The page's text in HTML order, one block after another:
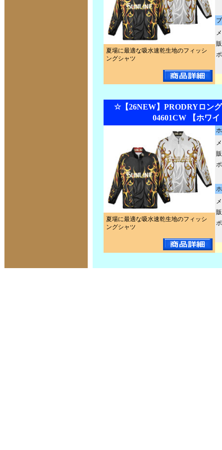
夏場に最適な吸水速乾生地のフィッシ
ングシャツ
☆【26NEW】PRODRYロン
04601CW 【ホワイ
夏場に最適な吸水速乾生地のフィッシ
ングシャツ